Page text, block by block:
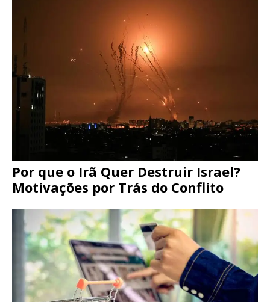
Por que o Irã Quer Destruir Israel?
Motivações por Trás do Conflito